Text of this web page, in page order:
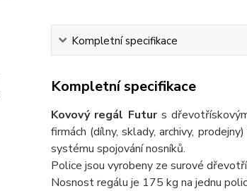
Kompletní specifikace
Kompletní specifikace
Kovový regál Futurs
firmách (dílny, sklady, archivy,
systému spojování nosníků.
Police jsou vyrobeny ze surové
Nosnost regálu je 175 kg na jednu